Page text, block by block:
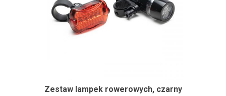
Zestaw lampek rowerowych, czarny